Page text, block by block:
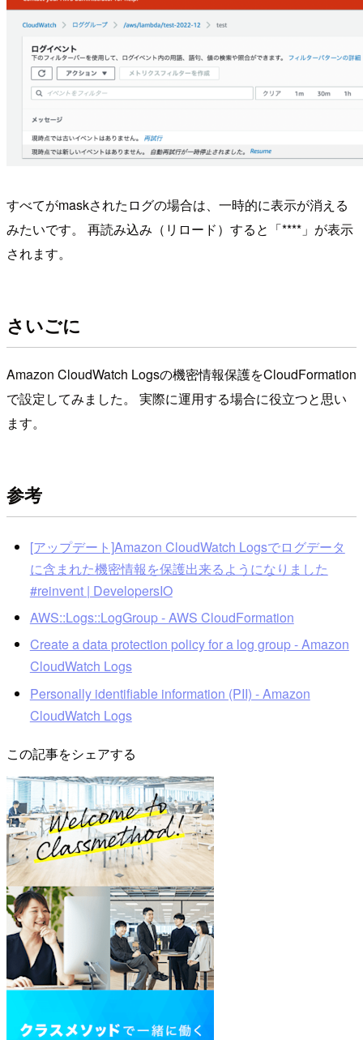
すべてがmaskされたログの場合は、一時的に表示が消える
みたいです。 再読み込み（リロード）すると「****」が表示
されます。
さいごに
Amazon CloudWatch Logsの機密情報保護をCloudFormation
で設定してみました。 実際に運用する場合に役立つと思い
ます。
参考
[アップデート]Amazon CloudWatch Logsでログデータ
に含まれた機密情報を保護出来るようになりました
#reinvent | DevelopersIO
AWS::Logs::LogGroup - AWS CloudFormation
Create a data protection policy for a log group - Amazon
CloudWatch Logs
Personally identifiable information (PII) - Amazon
CloudWatch Logs
この記事をシェアする